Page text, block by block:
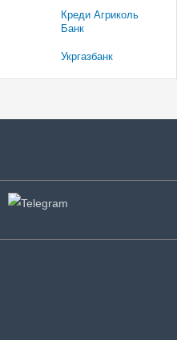
Креди Агриколь
Банк
Укргазбанк